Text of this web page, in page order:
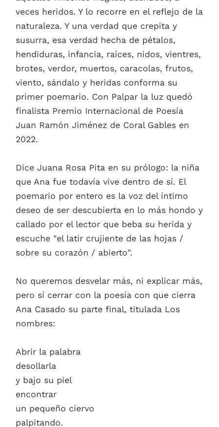
veces heridos. Y lo recorre en el reflejo de la
naturaleza. Y una verdad que crepita y
susurra, esa verdad hecha de pétalos,
hendiduras, infancia, raíces, nidos, vientres,
brotes, verdor, muertos, caracolas, frutos,
viento, sándalo y heridas conforma su
primer poemario. Con Palpar la luz quedó
finalista Premio Internacional de Poesía
Juan Ramón Jiménez de Coral Gables en
2022.
Dice Juana Rosa Pita en su prólogo: la niña
que Ana fue todavía vive dentro de sí. El
poemario por entero es la voz del íntimo
deseo de ser descubierta en lo más hondo y
callado por el lector que beba su herida y
escuche "el latir crujiente de las hojas /
sobre su corazón / abierto".
No queremos desvelar más, ni explicar más,
pero sí cerrar con la poesía con que cierra
Ana Casado su parte final, titulada Los
nombres:
Abrir la palabra
desollarla
y bajo su piel
encontrar
un pequeño ciervo
palpitando.